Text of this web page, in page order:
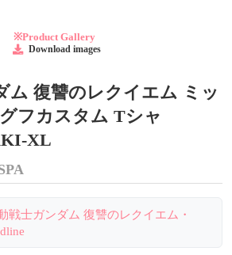
※Product Gallery
Download images
ム 復讐のレクイエム ミッ
フカスタム Tシャ
XL
戦士ガンダム 復讐のレクイエム・